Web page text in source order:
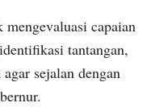
capaian
tantangan,
sejalan dengan